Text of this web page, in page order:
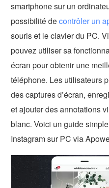
smartphone sur un
possibilité decontrôler un
souris et le clavier du PC.
pouvez utiliser sa
écran pour obtenir une
téléphone. Les utilisateurs
des captures d’écran,
et ajouter des annotations
blanc. Voici un guide
Instagram sur PC via